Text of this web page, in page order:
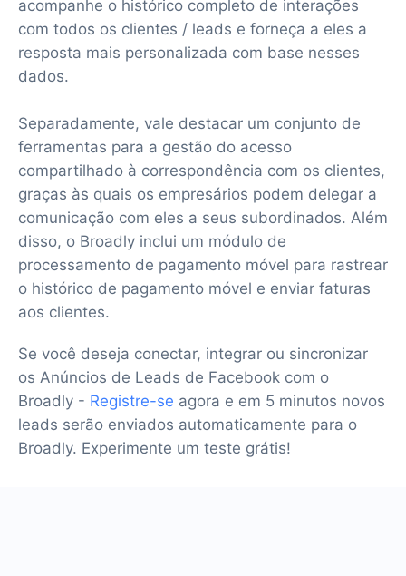
acompanhe o histórico completo de interações
com todos os clientes / leads e forneça a eles a
resposta mais personalizada com base nesses
dados.
Separadamente, vale destacar um conjunto de
ferramentas para a gestão do acesso
compartilhado à correspondência com os clientes,
graças às quais os empresários podem delegar a
comunicação com eles a seus subordinados. Além
disso, o Broadly inclui um módulo de
processamento de pagamento móvel para rastrear
o histórico de pagamento móvel e enviar faturas
aos clientes.
Se você deseja conectar, integrar ou sincronizar
os Anúncios de Leads de Facebook com o
Broadly - Registre-se agora e em 5 minutos novos
leads serão enviados automaticamente para o
Broadly. Experimente um teste grátis!